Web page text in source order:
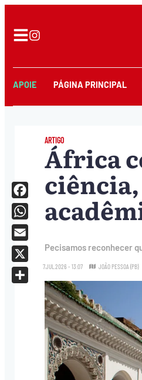
APOIE PÁGINA PRINCIPAL
ARTIGO
África
Pecisamos reconhecer
7.JUL.2026 - 13:07 JOÃO PESSOA (PB)
Facebook
WhatsApp
Email
X